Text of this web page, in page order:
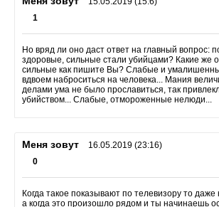
1
Но вряд ли оно даст ответ на главный вопрос:
здоровые, сильные стали убийцами? Какие же
сильные как пишите Вы? Слабые и
вдвоем наброситься на человека... Мания
делами ума не было прославиться, так
убийством... Слабые, отмороженные нелюди...
Меня зовут
16.05.2019 (23:16)
0
Когда такое показывают по телевизору то
а когда это произошло рядом и ты начинаешь